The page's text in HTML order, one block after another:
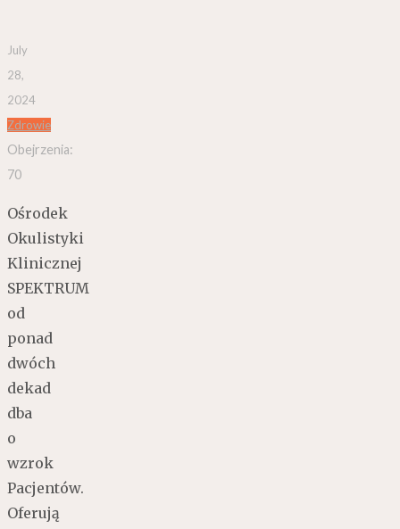
July
28,
2024
Zdrowie
Obejrzenia:
70
Ośrodek
Okulistyki
Klinicznej
SPEKTRUM
od
ponad
dwóch
dekad
dba
o
wzrok
Pacjentów.
Oferują